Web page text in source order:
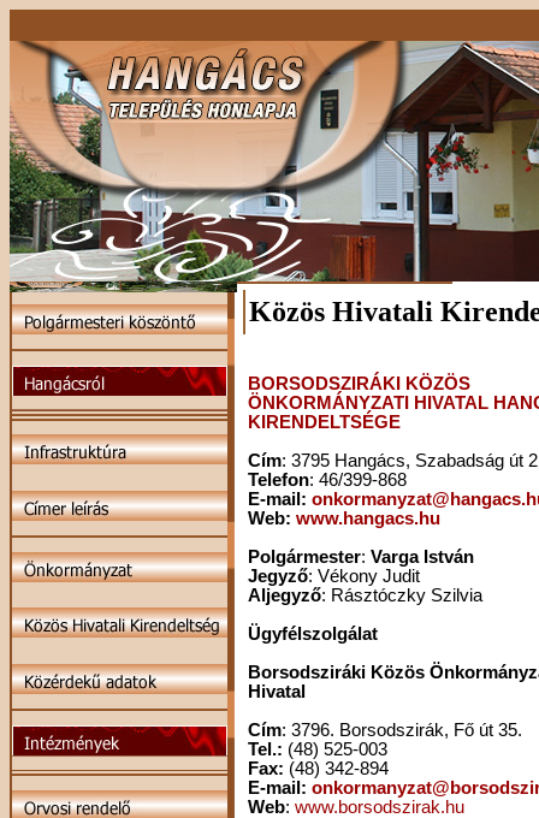
Közös Hivatali
BORSODSZIRÁKI KÖZÖS
ÖNKORMÁNYZATI HIVATAL
KIRENDELTSÉGE
Cím: 3795 Hangács, Szabadság út
Telefon: 46/399-868
E-mail:
Web: www.hangacs.hu
Polgármester: Varga István
Jegyző: Vékony Judit
Aljegyző: Rásztóczky Szilvia
Ügyfélszolgálat
Borsodsziráki Közös
Hivatal
Cím: 3796. Borsodszirák, Fő út 35.
Tel.: (48) 525-003
Fax: (48) 342-894
E-mail:
Web: www.borsodszirak.hu